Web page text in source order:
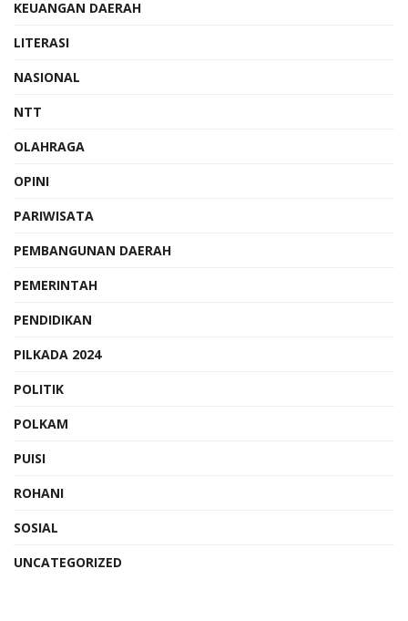
KEUANGAN DAERAH
LITERASI
NASIONAL
NTT
OLAHRAGA
OPINI
PARIWISATA
PEMBANGUNAN DAERAH
PEMERINTAH
PENDIDIKAN
PILKADA 2024
POLITIK
POLKAM
PUISI
ROHANI
SOSIAL
UNCATEGORIZED